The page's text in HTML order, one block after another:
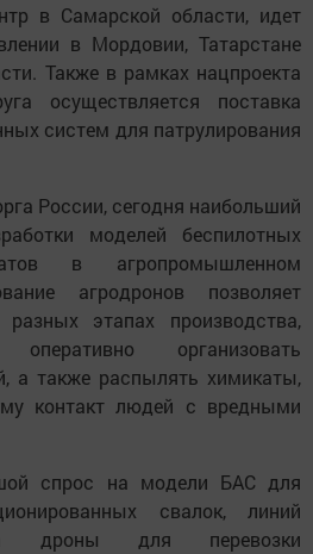
в Самарской области, идет
в Мордовии, Татарстане
Также в рамках нацпроекта
осуществляется поставка
систем для патрулирования
России, сегодня наибольший
моделей беспилотных
в агропромышленном
агродронов позволяет
этапах производства,
организовать
а также распылять химикаты,
контакт людей с вредными
спрос на модели БАС для
свалок, линий
дроны для перевозки